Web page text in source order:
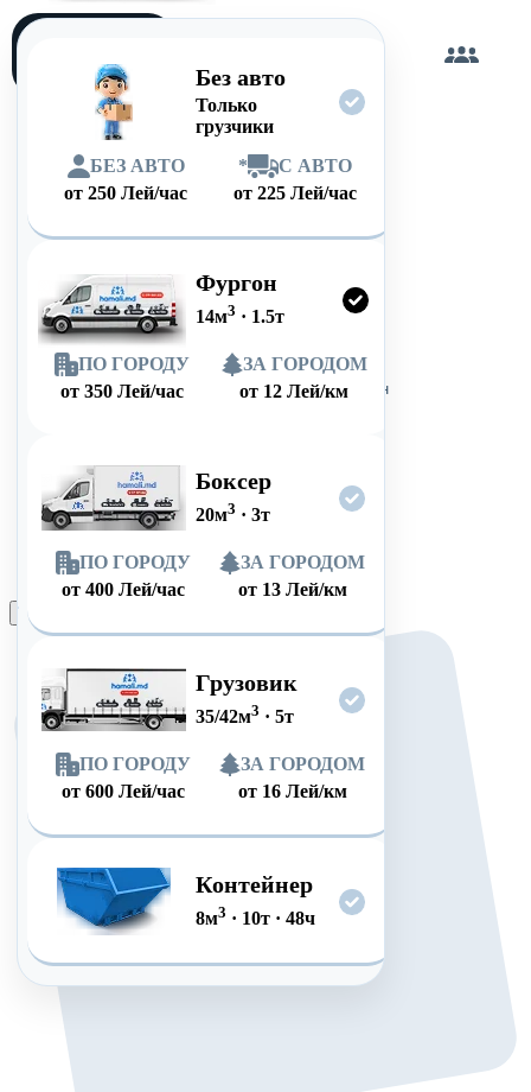
Без авто
Только
грузчики
БЕЗ АВТО
от250 Лей/час
*
С АВТО
от 225 Лей/час
Фургон
14м3 · 1.5т
ПО ГОРОДУ
от 350 Лей/час
ЗА ГОРОДОМ
от 12 Лей/км
Боксер
20м3 · 3т
ПО ГОРОДУ
от 400 Лей/час
ЗА ГОРОДОМ
от 13 Лей/км
Грузовик
35/42м3 · 5т
ПО ГОРОДУ
от 600 Лей/час
ЗА ГОРОДОМ
от 16 Лей/км
Контейнер
8м3 · 10т· 48ч
Оформить заказ